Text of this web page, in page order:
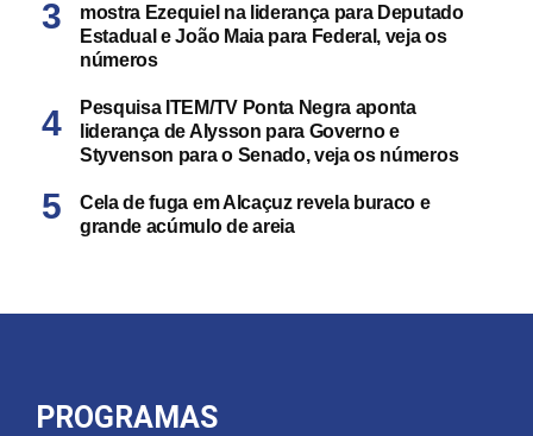
mostra Ezequiel na liderança para Deputado
Estadual e João Maia para Federal, veja os
números
Pesquisa ITEM/TV Ponta Negra aponta
liderança de Alysson para Governo e
Styvenson para o Senado, veja os números
Cela de fuga em Alcaçuz revela buraco e
grande acúmulo de areia
PROGRAMAS